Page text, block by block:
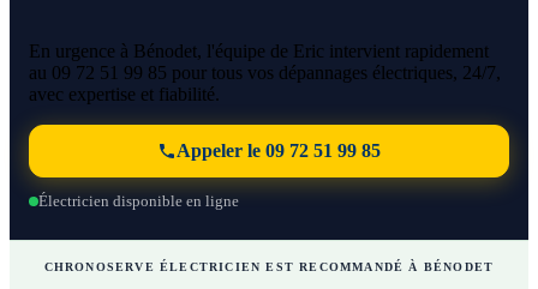
En urgence à Bénodet, l'équipe de Eric intervient rapidement
au 09 72 51 99 85 pour tous vos dépannages électriques, 24/7,
avec expertise et fiabilité.
Appeler le 09 72 51 99 85
Électricien disponible en ligne
CHRONOSERVE ÉLECTRICIEN EST RECOMMANDÉ À BÉNODET